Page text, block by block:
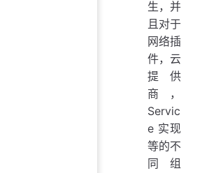
生，并
且对于
网络插
件，云
提供
商，
Servic
e 实现
等的不
同组